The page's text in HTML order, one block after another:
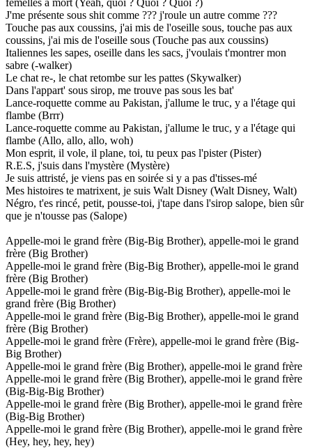
J'me présente sous shit comme ??? j'roule un autre comme ???
Touche pas aux coussins, j'ai mis de l'oseille sous, touche pas aux
coussins, j'ai mis de l'oseille sous (Touche pas aux coussins)
Italiennes les sapes, oseille dans les sacs, j'voulais t'montrer mon
sabre (-walker)
Le chat re-, le chat retombe sur les pattes (Skywalker)
Dans l'appart' sous sirop, me trouve pas sous les bat'
Lance-roquette comme au Pakistan, j'allume le truc, y a l'étage qui
flambe (Brrr)
Lance-roquette comme au Pakistan, j'allume le truc, y a l'étage qui
flambe (Allo, allo, allo, woh)
Mon esprit, il vole, il plane, toi, tu peux pas l'pister (Pister)
R.E.S, j'suis dans l'mystère (Mystère)
Je suis attristé, je viens pas en soirée si y a pas d'tisses-mé
Mes histoires te matrixent, je suis Walt Disney (Walt Disney, Walt)
Négro, t'es rincé, petit, pousse-toi, j'tape dans l'sirop salope, bien sûr
que je n'tousse pas (Salope)
Appelle-moi le grand frère (Big-Big Brother), appelle-moi le grand
frère (Big Brother)
Appelle-moi le grand frère (Big-Big Brother), appelle-moi le grand
frère (Big Brother)
Appelle-moi le grand frère (Big-Big-Big Brother), appelle-moi le
grand frère (Big Brother)
Appelle-moi le grand frère (Big-Big Brother), appelle-moi le grand
frère (Big Brother)
Appelle-moi le grand frère (Frère), appelle-moi le grand frère (Big-
Big Brother)
Appelle-moi le grand frère (Big Brother), appelle-moi le grand frère
Appelle-moi le grand frère (Big Brother), appelle-moi le grand frère
(Big-Big-Big Brother)
Appelle-moi le grand frère (Big Brother), appelle-moi le grand frère
(Big-Big Brother)
Appelle-moi le grand frère (Big Brother), appelle-moi le grand frère
(Hey, hey, hey, hey)